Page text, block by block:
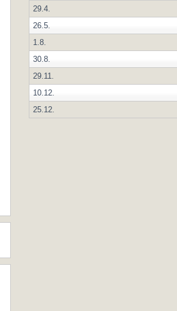
29.4.
26.5.
1.8.
30.8.
29.11.
10.12.
25.12.